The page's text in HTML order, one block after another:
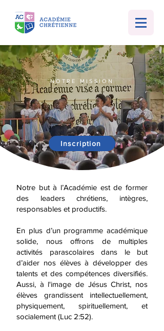
NOTRE MISSION
Nous formons
des leaders!
Inscription
Notre but à l’Académie est de former
des leaders chrétiens, intègres,
responsables et productifs.
En plus d’un programme académique
solide, nous offrons de multiples
activités parascolaires dans le but
d’aider nos élèves à développer des
talents et des compétences diversifiés.
Aussi, à l'image de Jésus Christ, nos
élèves grandissent intellectuellement,
physiquement, spirituellement, et
socialement (Luc 2:52).